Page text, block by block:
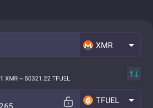
XMR
1 XMR ~ 50321.22 TFUEL
TFUEL